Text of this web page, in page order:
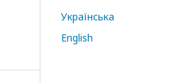
Українська
English